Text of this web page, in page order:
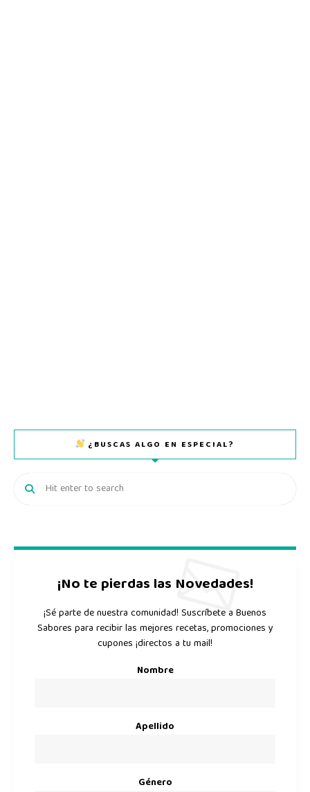
¿BUSCAS ALGO EN ESPECIAL?
¡No te pierdas las Novedades!
¡Sé parte de nuestra comunidad! Suscríbete a Buenos
Sabores para recibir las mejores recetas, promociones y
cupones ¡directos a tu mail!
Nombre
Apellido
Género